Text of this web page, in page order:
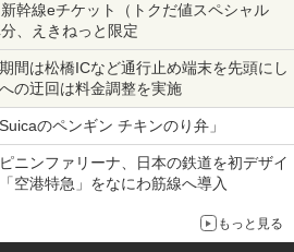
幹線eチケット（トクだ値スペシャル
、えきねっと限定
間は松橋ICなど通行止め端末を先頭にし
の迂回は料金調整を実施
のペンギン チキンのり弁」
ニンファリーナ、日本の鉄道を初デザイ
空港特急」をなにわ筋線へ導入
もっと見る